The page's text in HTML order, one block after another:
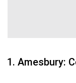
Amesbury: